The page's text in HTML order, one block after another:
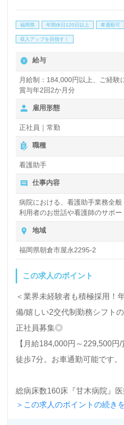
福岡県 年間休日120日以上 車通勤可
収入アップを目指す！
給与
月給制：184,000円以上、ご経験
賞与年2回2か月分
雇用形態
正社員｜常勤
職種
看護助手
仕事内容
病院における、看護助手業務全般
利用者のお世話や看護師のサポー
地域
福岡県朝倉市屋永2295-2
この求人のポイント
＜業界未経験者も積極採用！
備/嬉しい2交代制勤務シフト
正社員募集◎
【月給184,000円～229,500円/
徒歩7分。お車通勤可能です。
総病床数160床『甘木病院』
福岡県朝倉市）様の運営です
＞この求人のポイントの続き